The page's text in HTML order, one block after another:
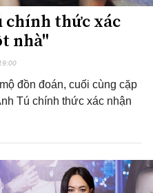
chính thức xác
nhà"
đồn đoán, cuối cùng cặp
Tú chính thức xác nhận